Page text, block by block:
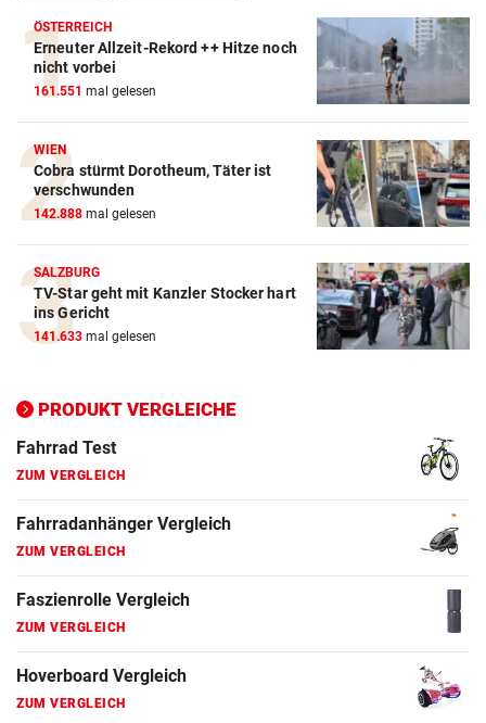
ÖSTERREICH
Erneuter Allzeit-Rekord ++ Hitze noch
nicht vorbei
161.551 mal gelesen
WIEN
Cobra stürmt Dorotheum, Täter ist
verschwunden
142.888 mal gelesen
SALZBURG
TV-Star geht mit Kanzler Stocker hart
ins Gericht
141.633 mal gelesen
PRODUKT VERGLEICHE
Action-Cam Vergleich
ZUM VERGLEICH
Crosstrainer Vergleich
E-Bike Vergleich
ZUM VERGLEICH
Elektro-Scooter Vergleich
ZUM VERGLEICH
Ergometer Vergleich
ZUM VERGLEICH
Fahrrad Test